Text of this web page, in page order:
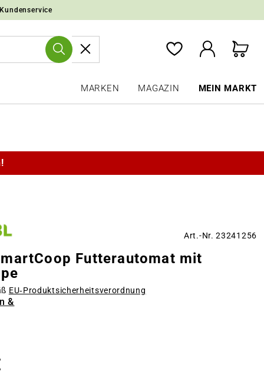
MARKEN MAGAZIN MEIN MARKT
&
Art.-Nr. 23241256
Futterautomat mit
EU‑Produktsicherheitsverordnung